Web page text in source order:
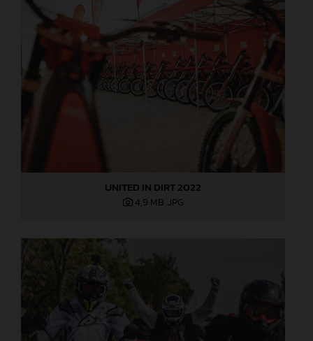
UNITED IN DIRT 2022
4,9 MB .JPG